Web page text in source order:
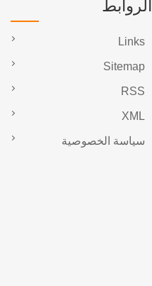
الروابط
Links
Sitemap
RSS
XML
سياسة الخصوصية